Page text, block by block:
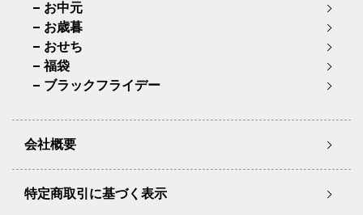
お中元
お歳暮
おせち
福袋
ブラックフライデー
会社概要
特定商取引に基づく表示